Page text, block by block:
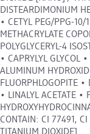
DISTEARDIMONIUM
• CETYL PEG/PPG-10/
METHACRYLATE
POLYGLYCERYL-4
• CAPRYLYL GLYCOL
ALUMINUM
FLUORPHLOGOPITE •
• LINALYL ACETATE •
CONTAIN: CI 77491,